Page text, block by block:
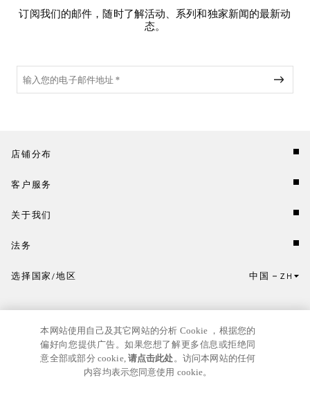
订阅我们的邮件，随时了解活动、系列和独家新闻的最新动
态。
店铺分布
客户服务
关于我们
法务
点击此处选择国家/地区和语言。
选择国家/地区 中国 ZH
本网站使用自己及其它网站的分析 Cookie ，根据您的
偏好向您提供广告。如果您想了解更多信息或拒绝同
意全部或部分 cookie,请点击此处。访问本网站的任何
内容均表示您同意使用 cookie。